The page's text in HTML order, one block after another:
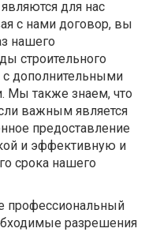
для нас
с нами договор, вы
нашего
строительного
с дополнительными
Мы также знаем, что
важным является
предоставление
и эффективную и
срока нашего
профессиональный
разрешения